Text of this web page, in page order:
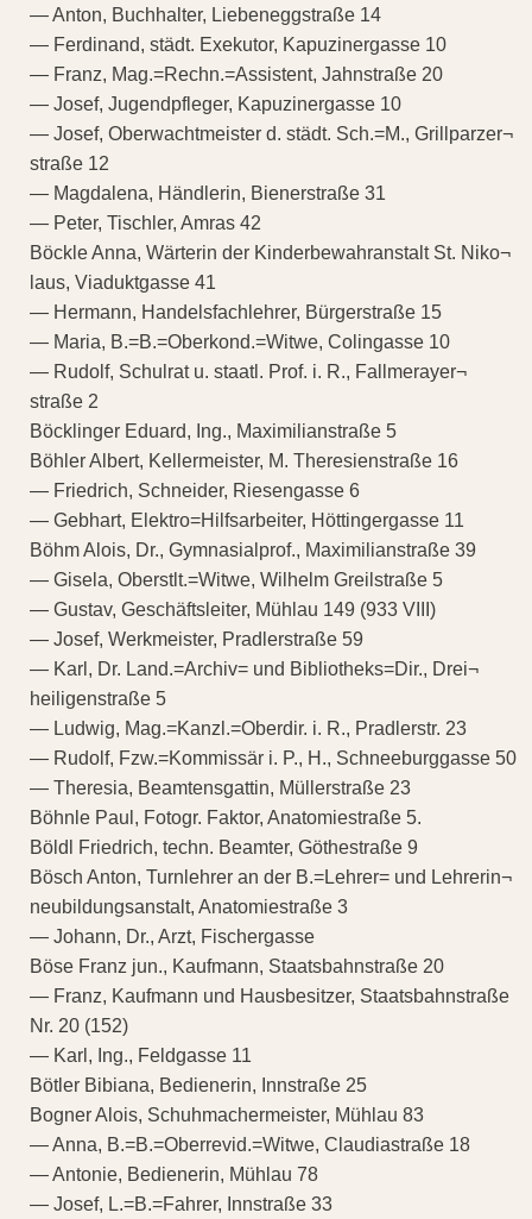
— Anton, Buchhalter, Liebeneggstraße 14
— Ferdinand, städt. Exekutor, Kapuzinergasse 10
— Franz, Mag.=Rechn.=Assistent, Jahnstraße 20
— Josef, Jugendpfleger, Kapuzinergasse 10
— Josef, Oberwachtmeister d. städt. Sch.=M., Grillparzer¬
straße 12
— Magdalena, Händlerin, Bienerstraße 31
— Peter, Tischler, Amras 42
Böckle Anna, Wärterin der Kinderbewahranstalt St. Niko¬
laus, Viaduktgasse 41
— Hermann, Handelsfachlehrer, Bürgerstraße 15
— Maria, B.=B.=Oberkond.=Witwe, Colingasse 10
— Rudolf, Schulrat u. staatl. Prof. i. R., Fallmerayer¬
straße 2
Böcklinger Eduard, Ing., Maximilianstraße 5
Böhler Albert, Kellermeister, M. Theresienstraße 16
— Friedrich, Schneider, Riesengasse 6
— Gebhart, Elektro=Hilfsarbeiter, Höttingergasse 11
Böhm Alois, Dr., Gymnasialprof., Maximilianstraße 39
— Gisela, Oberstlt.=Witwe, Wilhelm Greilstraße 5
— Gustav, Geschäftsleiter, Mühlau 149 (933 VIII)
— Josef, Werkmeister, Pradlerstraße 59
— Karl, Dr. Land.=Archiv= und Bibliotheks=Dir., Drei¬
heiligenstraße 5
— Ludwig, Mag.=Kanzl.=Oberdir. i. R., Pradlerstr. 23
— Rudolf, Fzw.=Kommissär i. P., H., Schneeburggasse 50
— Theresia, Beamtensgattin, Müllerstraße 23
Böhnle Paul, Fotogr. Faktor, Anatomiestraße 5.
Böldl Friedrich, techn. Beamter, Göthestraße 9
Bösch Anton, Turnlehrer an der B.=Lehrer= und Lehrerin¬
neubildungsanstalt, Anatomiestraße 3
— Johann, Dr., Arzt, Fischergasse
Böse Franz jun., Kaufmann, Staatsbahnstraße 20
— Franz, Kaufmann und Hausbesitzer, Staatsbahnstraße
Nr. 20 (152)
— Karl, Ing., Feldgasse 11
Bötler Bibiana, Bedienerin, Innstraße 25
Bogner Alois, Schuhmachermeister, Mühlau 83
— Anna, B.=B.=Oberrevid.=Witwe, Claudiastraße 18
— Antonie, Bedienerin, Mühlau 78
— Josef, L.=B.=Fahrer, Innstraße 33